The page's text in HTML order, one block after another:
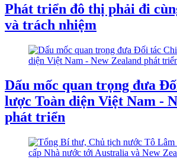
Phát triển đô thị phải đi
và trách nhiệm
Dấu mốc quan trọng đưa
lược Toàn diện Việt Nam -
phát triển